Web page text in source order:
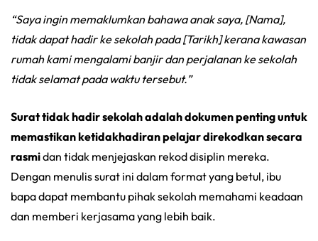
“Saya ingin memaklumkan bahawa anak saya, [Nama],
tidak dapat hadir ke sekolah pada [Tarikh] kerana kawasan
rumah kami mengalami banjir dan perjalanan ke sekolah
tidak selamat pada waktu tersebut.”
Surat tidak hadir sekolah adalah dokumen penting untuk
memastikan ketidakhadiran pelajar direkodkan secara
rasmidan tidak menjejaskan rekod disiplin mereka.
Dengan menulis surat ini dalam format yang betul, ibu
bapa dapat membantu pihak sekolah memahami keadaan
dan memberi kerjasama yang lebih baik.